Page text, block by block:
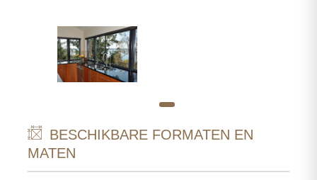
BESCHIKBARE FORMATEN EN
MATEN